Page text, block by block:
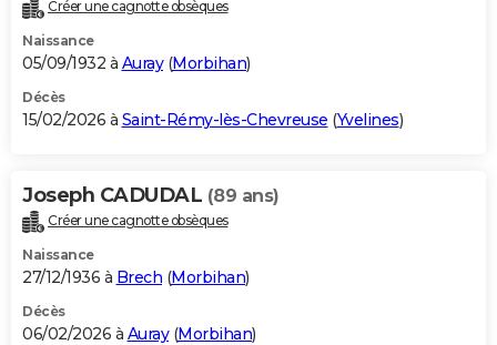
Dictionnaire
Biographies
Citations
Expressions
Proverbes
PROGRAMME TV
S'inscrire
Se connecter
Lycées
Collèges
Primaires
Universités
Entreprises
Service militaire
Avis de recherche
AVIS DE DÉCÈS
Bricolage
Lifestyle
Culture
Sport
Auto
Television
Voyage
Cinema
Créer une cagnotte obsèques
Naissance
05/09/1932 à Auray(Morbihan)
Décès
15/02/2026 à Saint-Rémy-lès-Chevreuse (Yvelines)
Joseph CADUDAL (89 ans)
Créer une cagnotte obsèques
Naissance
27/12/1936 à Brech (Morbihan)
Décès
06/02/2026 à Auray(Morbihan)